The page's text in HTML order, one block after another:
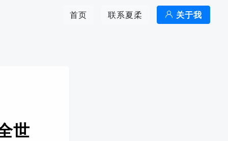
首页 联系夏柔 关于我
世